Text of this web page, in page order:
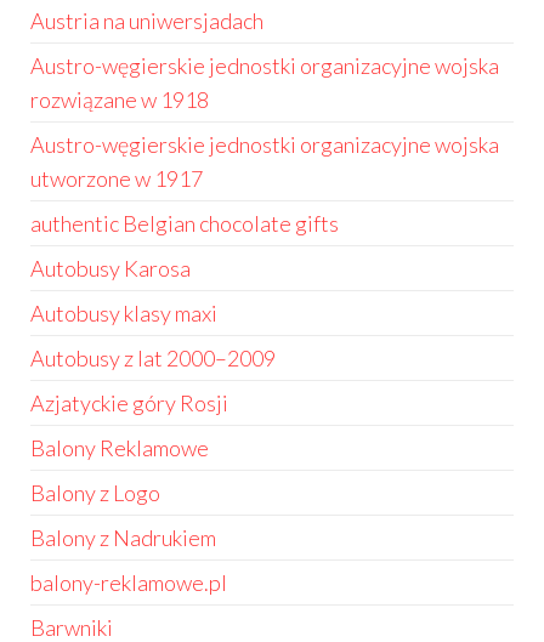
Austria na uniwersjadach
Austro-węgierskie jednostki organizacyjne wojska
rozwiązane w 1918
Austro-węgierskie jednostki organizacyjne wojska
utworzone w 1917
authentic Belgian chocolate gifts
Autobusy Karosa
Autobusy klasy maxi
Autobusy z lat 2000–2009
Azjatyckie góry Rosji
Balony Reklamowe
Balony z Logo
Balony z Nadrukiem
balony-reklamowe.pl
Barwniki